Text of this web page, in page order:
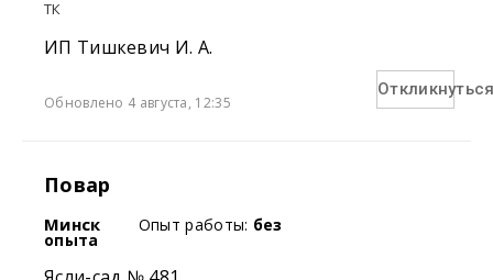
ТК
ИП Тишкевич И. А.
Обновлено 4 августа, 12:35
Повар
Минск Опыт работы: без
опыта